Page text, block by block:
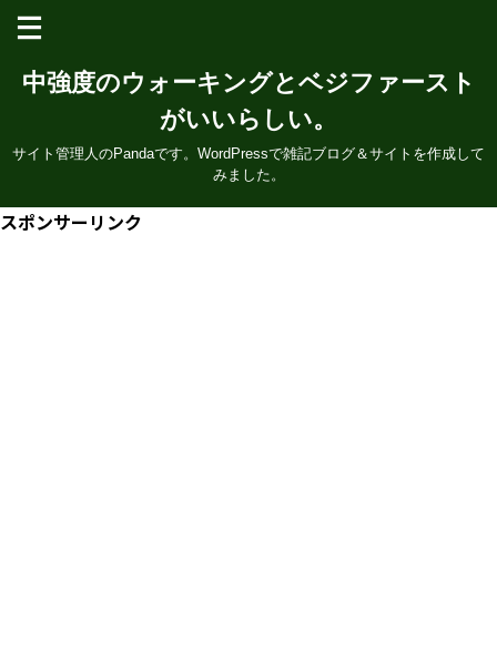
中強度のウォーキングとベジファースト
がいいらしい。
サイト管理人のPandaです。WordPressで雑記ブログ＆サイトを作成して
みました。
スポンサーリンク